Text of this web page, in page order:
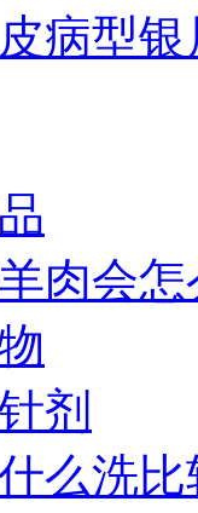
病型
肉会怎
剂
么洗比